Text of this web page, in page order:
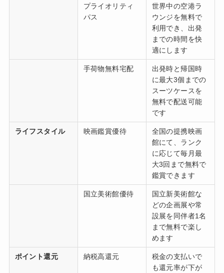
プライオリティ
パス
世界中の空港ラ
ウンジを無料で
利用でき、出発
までの時間を快
適にします
手荷物無料宅配
出発時と帰国時
に最大3個までの
スーツケースを
無料で配送可能
です
ライフスタイル 映画鑑賞優待
全国の提携映画
館にて、ランク
に応じて毎月最
大3回まで無料で
鑑賞できます
国立美術館優待
国立新美術館な
どの企画展や常
設展を同伴者1名
まで無料で楽し
めます
ポイント還元 納税高還元
税金の支払いで
も還元率が下が